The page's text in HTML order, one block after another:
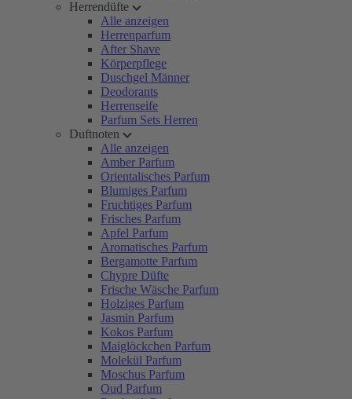
Herrendüfte
Alle anzeigen
Herrenparfum
After Shave
Körperpflege
Duschgel Männer
Deodorants
Herrenseife
Parfum Sets Herren
Duftnoten
Alle anzeigen
Amber Parfum
Orientalisches Parfum
Blumiges Parfum
Fruchtiges Parfum
Frisches Parfum
Apfel Parfum
Aromatisches Parfum
Bergamotte Parfum
Chypre Düfte
Frische Wäsche Parfum
Holziges Parfum
Jasmin Parfum
Kokos Parfum
Maiglöckchen Parfum
Molekül Parfum
Moschus Parfum
Oud Parfum